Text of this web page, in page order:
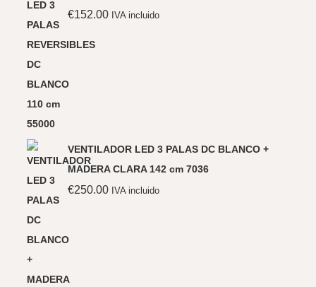
€152.00 IVA incluido
VENTILADOR LED 3 PALAS DC BLANCO +
MADERA CLARA 142 cm 7036
€250.00 IVA incluido